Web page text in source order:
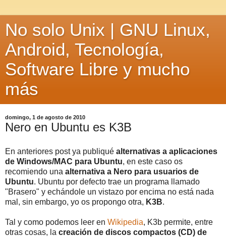
No solo Unix | GNU Linux,
Android, Tecnología,
Software Libre y mucho
más
domingo, 1 de agosto de 2010
Nero en Ubuntu es K3B
En anteriores post ya publiqué alternativas a aplicaciones
de Windows/MAC para Ubuntu, en este caso os
recomiendo una alternativa a Nero para usuarios de
Ubuntu. Ubuntu por defecto trae un programa llamado
"Brasero" y echándole un vistazo por encima no está nada
mal, sin embargo, yo os propongo otra, K3B.
Tal y como podemos leer en Wikipedia, K3b permite, entre
otras cosas, la creación de discos compactos (CD) de